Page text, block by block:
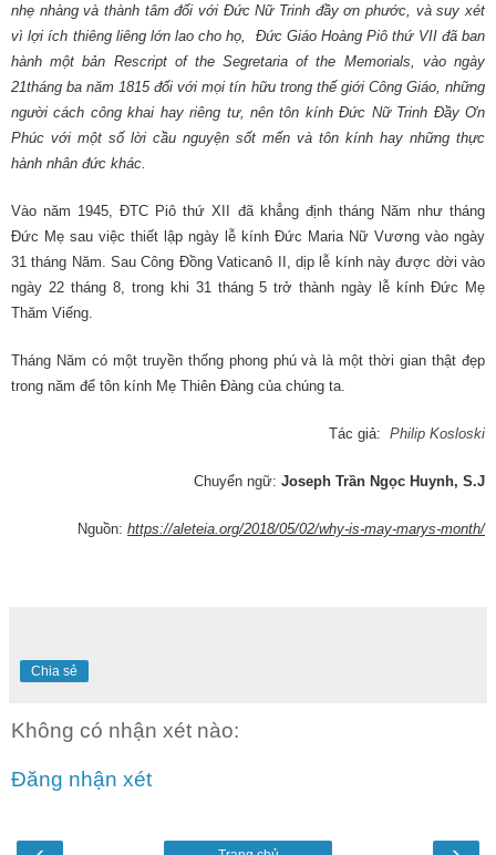
nhẹ nhàng và thành tâm đối với Đức Nữ Trinh đầy ơn phước, và suy xét
vì lợi ích thiêng liêng lớn lao cho họ, Đức Giáo Hoàng Piô thứ VII đã ban
hành một bản Rescript of the Segretaria of the Memorials, vào ngày
21tháng ba năm 1815 đối với mọi tín hữu trong thế giới Công Giáo, những
người cách công khai hay riêng tư, nên tôn kính Đức Nữ Trinh Đầy Ơn
Phúc với một số lời cầu nguyện sốt mến và tôn kính hay những thực
hành nhân đức khác.
Vào năm 1945, ĐTC Piô thứ XII đã khẳng định tháng Năm như tháng
Đức Mẹ sau việc thiết lập ngày lễ kính Đức Maria Nữ Vương vào ngày
31 tháng Năm. Sau Công Đồng Vaticanô II, dịp lễ kính này được dời vào
ngày 22 tháng 8, trong khi 31 tháng 5 trở thành ngày lễ kính Đức Mẹ
Thăm Viếng.
Tháng Năm có một truyền thống phong phú và là một thời gian thật đẹp
trong năm để tôn kính Mẹ Thiên Đàng của chúng ta.
Tác giả: Philip Kosloski
Chuyển ngữ: Joseph Trần Ngọc Huynh, S.J
Nguồn: https://aleteia.org/2018/05/02/why-is-may-marys-month/
Chia sẻ
Không có nhận xét nào:
Đăng nhận xét